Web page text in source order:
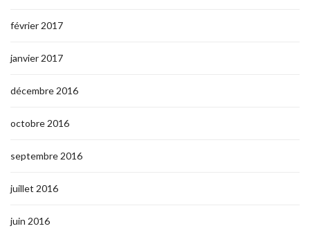
février 2017
janvier 2017
décembre 2016
octobre 2016
septembre 2016
juillet 2016
juin 2016